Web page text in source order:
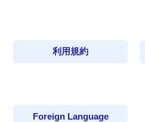
利用規約
Foreign Language